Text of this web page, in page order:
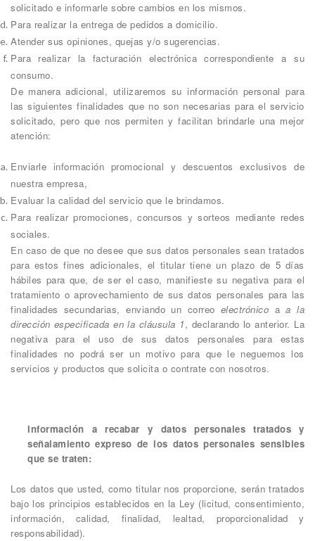
solicitado e informarle sobre cambios en los mismos.
Para realizar la entrega de pedidos a domicilio.
Atender sus opiniones, quejas y/o sugerencias.
Para realizar la facturación electrónica correspondiente a su
consumo.
De manera adicional, utilizaremos su información personal para
las siguientes finalidades que no son necesarias para el servicio
solicitado, pero que nos permiten y facilitan brindarle una mejor
atención:
Enviarle información promocional y descuentos exclusivos de
nuestra empresa,
Evaluar la calidad del servicio que le brindamos.
Para realizar promociones, concursos y sorteos mediante redes
sociales.
En caso de que no desee que sus datos personales sean tratados
para estos fines adicionales, el titular tiene un plazo de 5 días
hábiles para que, de ser el caso, manifieste su negativa para el
tratamiento o aprovechamiento de sus datos personales para las
finalidades secundarias, enviando un correo electrónico aa la
dirección especificada en la cláusula 1, declarando lo anterior. La
negativa para el uso de sus datos personales para estas
finalidades no podrá ser un motivo para que le neguemos los
servicios y productos que solicita o contrate con nosotros.
Información a recabar y datos personales tratados y
señalamiento expreso de los datos personales sensibles
que se traten:
Los datos que usted, como titular nos proporcione, serán tratados
bajo los principios establecidos en la Ley (licitud, consentimiento,
información, calidad, finalidad, lealtad, proporcionalidad y
responsabilidad).